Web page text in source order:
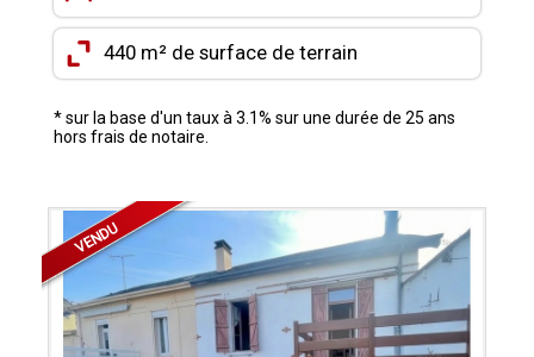
440 m² de surface de terrain
* sur la base d'un taux à 3.1% sur une durée de 25 ans
hors frais de notaire.
VENDU